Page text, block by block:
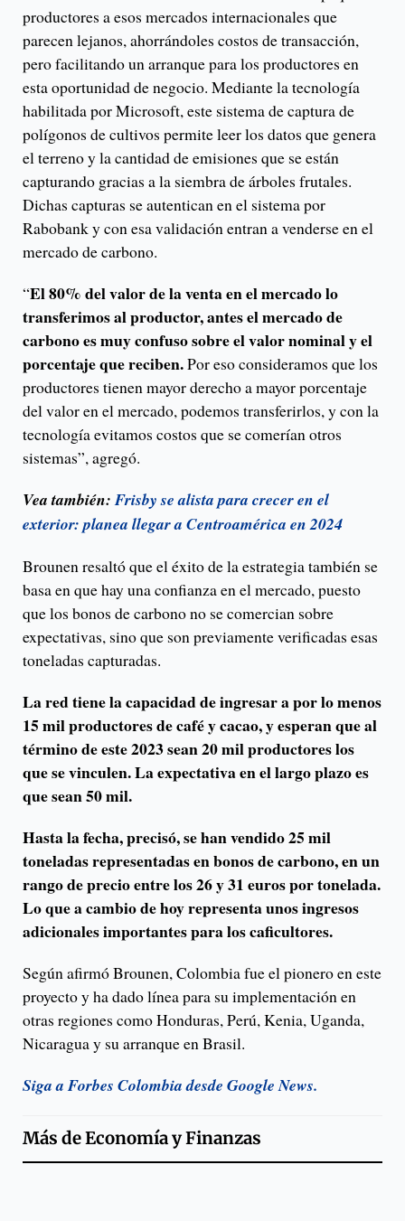
productores a esos mercados internacionales que
parecen lejanos, ahorrándoles costos de transacción,
pero facilitando un arranque para los productores en
esta oportunidad de negocio. Mediante la tecnología
habilitada por Microsoft, este sistema de captura de
polígonos de cultivos permite leer los datos que genera
el terreno y la cantidad de emisiones que se están
capturando gracias a la siembra de árboles frutales.
Dichas capturas se autentican en el sistema por
Rabobank y con esa validación entran a venderse en el
mercado de carbono.
“El 80% del valor de la venta en el mercado lo
transferimos al productor, antes el mercado de
carbono es muy confuso sobre el valor nominal y el
porcentaje que reciben.Por eso consideramos que los
productores tienen mayor derecho a mayor porcentaje
del valor en el mercado, podemos transferirlos, y con la
tecnología evitamos costos que se comerían otros
sistemas”, agregó.
Vea también:Frisby se alista para crecer en el
exterior: planea llegar a Centroamérica en 2024
Brounen resaltó que el éxito de la estrategia también se
basa en que hay una confianza en el mercado, puesto
que los bonos de carbono no se comercian sobre
expectativas, sino que son previamente verificadas esas
toneladas capturadas.
La red tiene la capacidad de ingresar a por lo menos
15 mil productores de café y cacao, y esperan que al
término de este 2023 sean 20 mil productores los
que se vinculen. La expectativa en el largo plazo es
que sean 50 mil.
Hasta la fecha, precisó, se han vendido 25 mil
toneladas representadas en bonos de carbono, en un
rango de precio entre los 26 y 31 euros por tonelada.
Lo que a cambio de hoy representa unos ingresos
adicionales importantes para los caficultores.
Según afirmó Brounen, Colombia fue el pionero en este
proyecto y ha dado línea para su implementación en
otras regiones como Honduras, Perú, Kenia, Uganda,
Nicaragua y su arranque en Brasil.
Siga a Forbes Colombia desde Google News.
Más deEconomía y Finanzas